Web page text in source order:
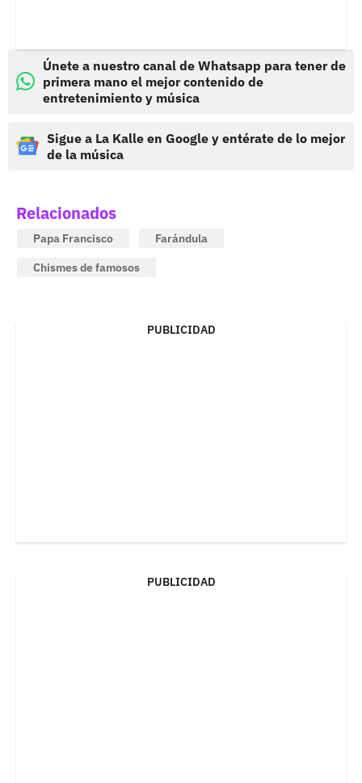
Únete a nuestro canal de Whatsapp para tener de
primera mano el mejor contenido de
entretenimiento y música
Sigue a La Kalle en Google y entérate de lo mejor
de la música
Relacionados
Papa Francisco
Farándula
Chismes de famosos
PUBLICIDAD
PUBLICIDAD